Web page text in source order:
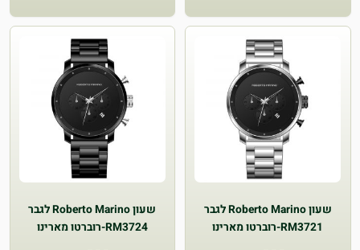
שעון Roberto Marino לגבר
RM3721-רוברטו מארינו
שעון Roberto Marino לגבר
RM3724-רוברטו מארינו